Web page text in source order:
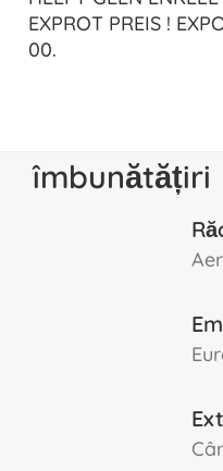
EXPROT PREIS !
00.
îmbunătățiri